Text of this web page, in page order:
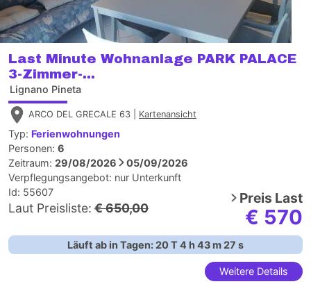
Last Minute Wohnanlage PARK PALACE
3-Zimmer-...
Lignano Pineta
ARCO DEL GRECALE 63 | Kartenansicht
Typ: Ferienwohnungen
Personen: 6
Zeitraum: 29/08/2026
05/09/2026
Verpflegungsangebot: nur Unterkunft
Id: 55607
Laut Preisliste: € 650,00
Preis Last
€ 570
Läuft ab in Tagen:20 T 4 h 43m26 s
Weitere Details